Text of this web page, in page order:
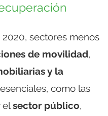
sectores menos
de movilidad,
y la
como las
elsector público,